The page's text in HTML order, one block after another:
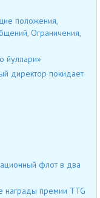
положения,
Ограничения,
йуллари»
директор покидает
флот в два
награды премии TTG